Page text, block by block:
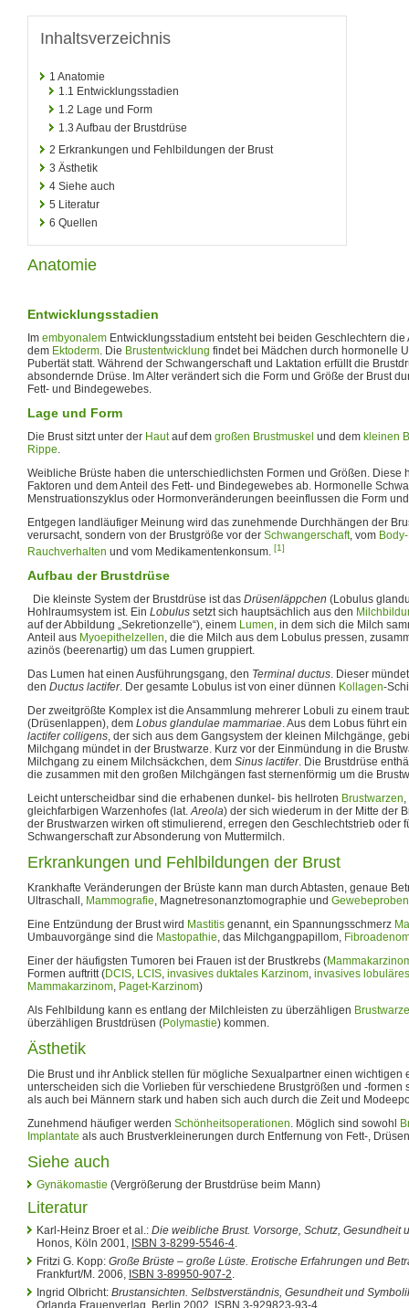
Inhaltsverzeichnis
1 Anatomie
1.1 Entwicklungsstadien
1.2 Lage und Form
1.3 Aufbau der Brustdrüse
2 Erkrankungen und Fehlbildungen der Brust
3 Ästhetik
4 Siehe auch
5 Literatur
6 Quellen
Anatomie
Entwicklungsstadien
Im embyonalem Entwicklungsstadium entsteht bei beiden Geschlechtern
dem Ektoderm. Die Brustentwicklung findet bei Mädchen durch hormonelle
Pubertät statt. Während der Schwangerschaft und Laktation erfüllt die
absondernde Drüse. Im Alter verändert sich die Form und Größe der Brust
Fett- und Bindegewebes.
Lage und Form
Die Brust sitzt unter der Hautauf dem großen Brustmuskel und dem kleinen
Rippe.
Weibliche Brüste haben die unterschiedlichsten Formen und Größen. Diese
Faktoren und dem Anteil des Fett- und Bindegewebes ab. Hormonelle
Menstruationszyklus oder Hormonveränderungen beeinflussen die Form
Entgegen landläufiger Meinung wird das zunehmende Durchhängen der
verursacht, sondern von der Brustgröße vor der Schwangerschaft, vom
Rauchverhalten und vom Medikamentenkonsum. [1]
Aufbau der Brustdrüse
Die kleinste System der Brustdrüse ist das Drüsenläppchen (Lobulus
Hohlraumsystem ist. Ein Lobulus setzt sich hauptsächlich aus den
auf der Abbildung „Sekretionzelle“), einem Lumen, in dem sich die Milch
Anteil aus Myoepithelzellen, die die Milch aus dem Lobulus pressen,
azinös (beerenartig) um das Lumen gruppiert.
Das Lumen hat einen Ausführungsgang, den Terminal ductus. Dieser
den Ductus lactifer. Der gesamte Lobulus ist von einer dünnen Kollagen-
Der zweitgrößte Komplex ist die Ansammlung mehrerer Lobuli zu einem
(Drüsenlappen), dem Lobus glandulae mammariae. Aus dem Lobus führt
lactifer colligens, der sich aus dem Gangsystem der kleinen Milchgänge,
Milchgang mündet in der Brustwarze. Kurz vor der Einmündung in die
Milchgang zu einem Milchsäckchen, dem Sinus lactifer. Die Brustdrüse
die zusammen mit den großen Milchgängen fast sternenförmig um die
Leicht unterscheidbar sind die erhabenen dunkel- bis hellroten Brustwarzen
gleichfarbigen Warzenhofes (lat.Areola) der sich wiederum in der Mitte der
der Brustwarzen wirken oft stimulierend, erregen den Geschlechtstrieb oder
Schwangerschaft zur Absonderung von Muttermilch.
Erkrankungen und Fehlbildungen der Brust
Krankhafte Veränderungen der Brüste kann man durch Abtasten, genaue
Ultraschall, Mammografie, Magnetresonanztomographie und
Eine Entzündung der Brust wird Mastitis genannt, ein Spannungsschmerz
Umbauvorgänge sind die Mastopathie, das Milchgangpapillom,
Einer der häufigsten Tumoren bei Frauen ist der Brustkrebs (
Formen auftritt (DCIS, LCIS, invasives duktales Karzinom, invasives
Mammakarzinom, Paget-Karzinom)
Als Fehlbildung kann es entlang der Milchleisten zu überzähligen
überzähligen Brustdrüsen (Polymastie) kommen.
Ästhetik
Die Brust und ihr Anblick stellen für mögliche Sexualpartner einen wichtigen
unterscheiden sich die Vorlieben für verschiedene Brustgrößen und -formen
als auch bei Männern stark und haben sich auch durch die Zeit und
Zunehmend häufiger werden Schönheitsoperationen. Möglich sind sowohl
Implantate als auch Brustverkleinerungen durch Entfernung von Fett-,
Siehe auch
Gynäkomastie (Vergrößerung der Brustdrüse beim Mann)
Literatur
Karl-Heinz Broer et al.: Die weibliche Brust. Vorsorge, Schutz, Gesundheit
Honos, Köln 2001, ISBN 3-8299-5546-4.
Fritzi G. Kopp: Große Brüste – große Lüste. Erotische Erfahrungen und
Frankfurt/M. 2006, ISBN 3-89950-907-2.
Ingrid Olbricht: Brustansichten. Selbstverständnis, Gesundheit und
Orlanda Frauenverlag, Berlin 2002,
ISBN 3-929823-93-4